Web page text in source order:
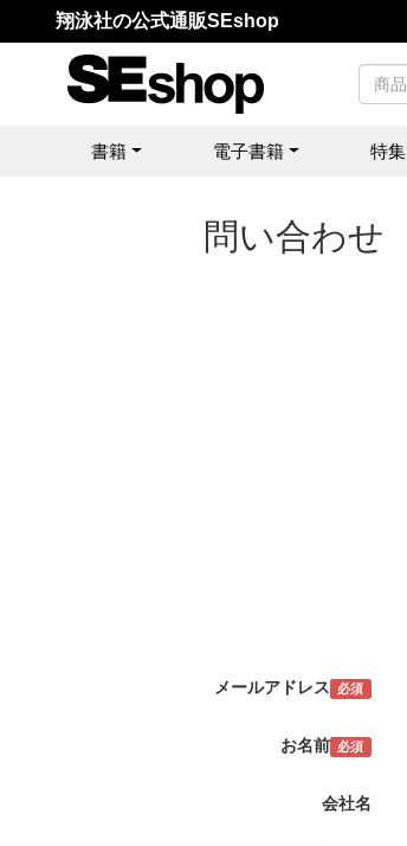
翔泳社の公式通販SEshop
書籍 電子書籍 特集
問い合わせ
メールアドレス 必須
お名前 必須
会社名